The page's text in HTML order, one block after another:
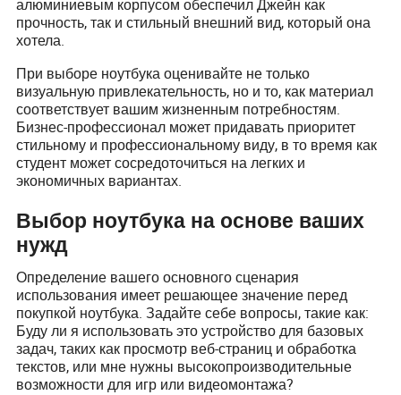
алюминиевым корпусом обеспечил Джейн как
прочность, так и стильный внешний вид, который она
хотела.
При выборе ноутбука оценивайте не только
визуальную привлекательность, но и то, как материал
соответствует вашим жизненным потребностям.
Бизнес-профессионал может придавать приоритет
стильному и профессиональному виду, в то время как
студент может сосредоточиться на легких и
экономичных вариантах.
Выбор ноутбука на основе ваших
нужд
Определение вашего основного сценария
использования имеет решающее значение перед
покупкой ноутбука. Задайте себе вопросы, такие как:
Буду ли я использовать это устройство для базовых
задач, таких как просмотр веб-страниц и обработка
текстов, или мне нужны высокопроизводительные
возможности для игр или видеомонтажа?